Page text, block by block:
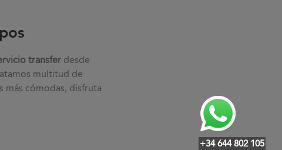
+34 644 802 105
transferdesde
multitud de
más cómodas, disfruta